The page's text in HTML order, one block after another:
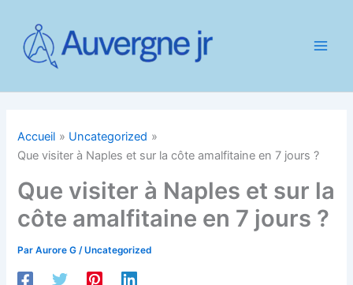
contenu
Accueil
Uncategorized
Que visiter à Naples et sur la côte amalfitaine en 7 jours ?
Que visiter à Naples et sur la
côte amalfitaine en 7 jours ?
ParAurore G/Uncategorized